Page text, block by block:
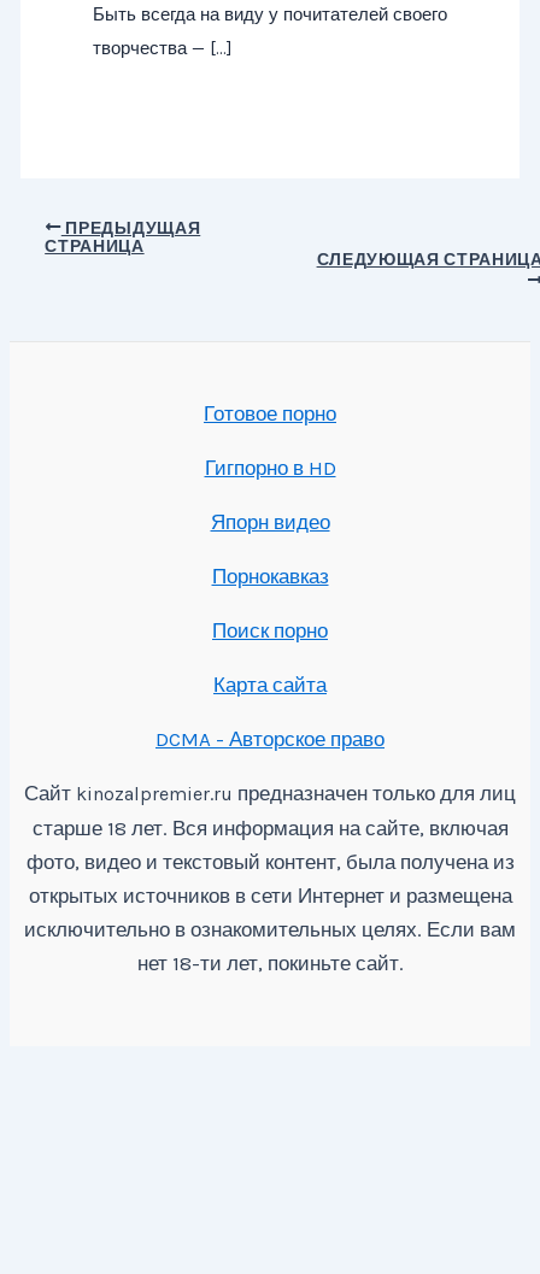
Быть всегда на виду у почитателей своего
творчества — […]
Навигация
ПРЕДЫДУЩАЯ
СТРАНИЦА
СЛЕДУЮЩАЯ
Готовое порно
Гигпорно в HD
Япорн видео
Порнокавказ
Поиск порно
Карта сайта
DCMA - Авторское право
Сайт kinozalpremier.ru предназначен только для лиц
старше 18 лет. Вся информация на сайте, включая
фото, видео и текстовый контент, была получена из
открытых источников в сети Интернет и размещена
исключительно в ознакомительных целях. Если вам
нет 18-ти лет, покиньте сайт.